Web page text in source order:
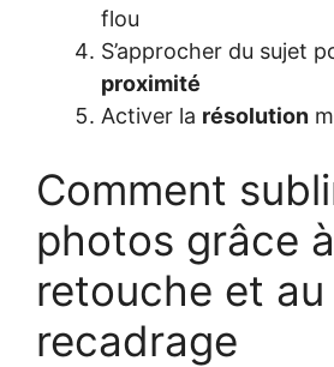
flou
S’approcher du sujet
proximité
Activer la résolution
Comment
photos grâce
retouche et au
recadrage